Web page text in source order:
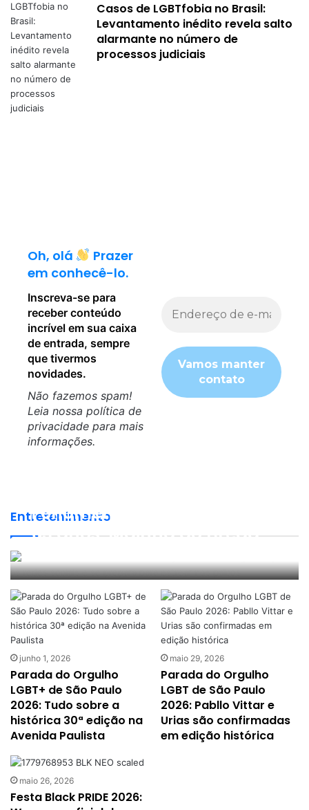
Casos de LGBTfobia no Brasil:
Levantamento inédito revela salto
alarmante no número de
processos judiciais
Oh, olá
Prazer
em conhecê-lo.
Inscreva-se para
receber conteúdo
incrível em sua caixa
de entrada, sempre
que tivermos
novidades.
Não fazemos spam!
Leia nossa política de
privacidade para mais
informações.
Entretenimento
Fenômeno da Música: Aos
63 anos, Mainha do Brega
se prepara para estrear nos
palcos
junho 1, 2026
Parada do Orgulho
LGBT+ de São Paulo
2026: Tudo sobre a
histórica 30ª edição na
Avenida Paulista
maio 29, 2026
Parada do Orgulho
LGBT de São Paulo
2026: Pabllo Vittar e
Urias são confirmadas
em edição histórica
maio 26, 2026
Festa Black PRIDE 2026: